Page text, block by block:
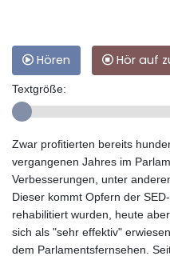
Hören Hör auf
Textgröße:
Zwar profitierten bereits
vergangenen Jahres im
Verbesserungen, unter
Dieser kommt Opfern der
rehabilitiert wurden, heute
sich als "sehr effektiv"
dem Parlamentsfernsehen.